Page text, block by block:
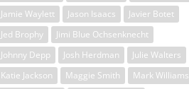
Jamie Waylett
Jason Isaacs
Javier Botet
Jed Brophy
Jimi Blue Ochsenknecht
Johnny Depp
Josh Herdman
Julie Walters
Katie Jackson
Maggie Smith
Mark Williams